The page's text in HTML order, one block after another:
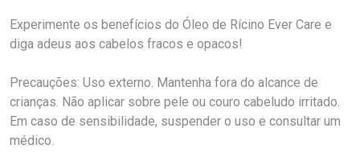
Experimente os benefícios do Óleo de Rícino Ever Care e
diga adeus aos cabelos fracos e opacos!
Precauções: Uso externo. Mantenha fora do alcance de
crianças. Não aplicar sobre pele ou couro cabeludo irritado.
Em caso de sensibilidade, suspender o uso e consultar um
médico.